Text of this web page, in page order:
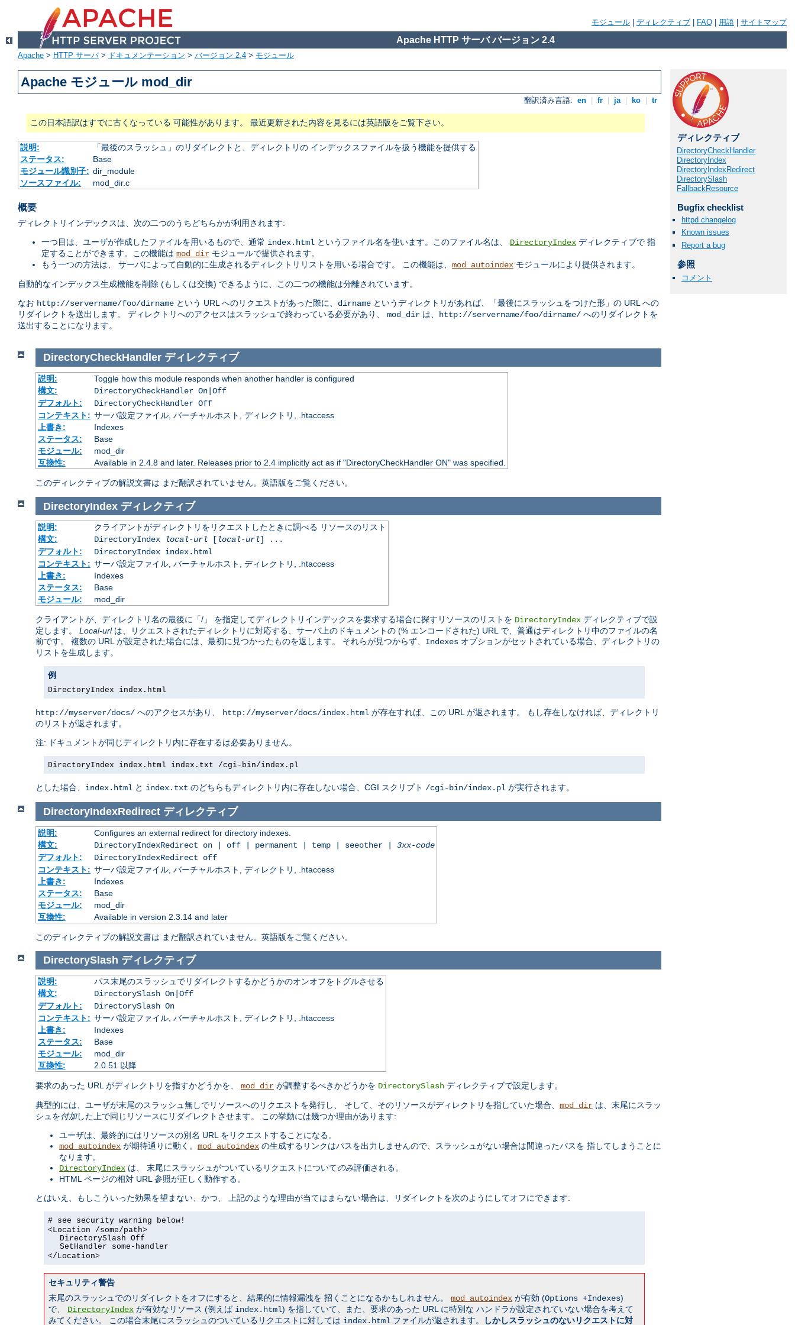
モジュール ディレクティブ FAQ 用語 サイトマップ
Apache HTTP サーバ バージョン 2.4
Apache > HTTP サーバ> ドキュメンテーション > バージョン 2.4 > モジュール
Apache モジュール mod_dir
翻訳済み言語: en fr ja ko tr
この日本語訳はすでに古くなっている 可能性があります。 最近更新された内容を見るには英語版をご覧下さい。
説明:
「最後のスラッシュ」のリダイレクトと、ディレクトリの インデックスファイルを扱う機能を提供する
ステータス:
Base
モジュール識別子: dir_module
ソースファイル:
mod_dir.c
概要
ディレクトリインデックスは、次の二つのうちどちらかが利用されます:
一つ目は、ユーザが作成したファイルを用いるもので、通常 index.html というファイル名を使います。このファイル名は、 DirectoryIndex ディレクティブで 指
定することができます。この機能は mod_dir モジュールで提供されます。
もう一つの方法は、 サーバによって自動的に生成されるディレクトリリストを用いる場合です。 この機能は、 mod_autoindex モジュールにより提供されます。
自動的なインデックス生成機能を削除 (もしくは交換) できるように、この二つの機能は分離されています。
なお http://servername/foo/dirname という URL へのリクエストがあった際に、 dirname というディレクトリがあれば、「最後にスラッシュをつけた形」の URL への
リダイレクトを送出します。 ディレクトリへのアクセスはスラッシュで終わっている必要があり、 mod_dir は、 http://servername/foo/dirname/ へのリダイレクトを
送出することになります。
ディレクティブ
DirectoryCheckHandler
DirectoryIndex
DirectoryIndexRedirect
DirectorySlash
FallbackResource
Bugfix checklist
httpd changelog
Known issues
Report a bug
参照
コメント
DirectoryCheckHandler ディレクティブ
説明:
Toggle how this module responds when another handler is configured
構文:
DirectoryCheckHandler On|Off
デフォルト:
DirectoryCheckHandler Off
コンテキスト: サーバ設定ファイル, バーチャルホスト, ディレクトリ, .htaccess
上書き:
Indexes
ステータス:
Base
モジュール:
mod_dir
互換性:
Available in 2.4.8 and later. Releases prior to 2.4 implicitly act as if "DirectoryCheckHandler ON" was specified.
このディレクティブの解説文書は まだ翻訳されていません。英語版をご覧ください。
DirectoryIndex ディレクティブ
説明:
クライアントがディレクトリをリクエストしたときに調べる リソースのリスト
構文:
DirectoryIndex local-url [ local-url] ...
デフォルト:
DirectoryIndex index.html
コンテキスト: サーバ設定ファイル, バーチャルホスト, ディレクトリ, .htaccess
上書き:
Indexes
ステータス:
Base
モジュール:
mod_dir
クライアントが、ディレクトリ名の最後に「/」 を指定してディレクトリインデックスを要求する場合に探すリソースのリストを DirectoryIndex ディレクティブで設
定します。 Local-urlは、リクエストされたディレクトリに対応する、サーバ上のドキュメントの (% エンコードされた) URL で、普通はディレクトリ中のファイルの名
前です。 複数の URL が設定された場合には、最初に見つかったものを返します。 それらが見つからず、 Indexes オプションがセットされている場合、ディレクトリの
リストを生成します。
例
DirectoryIndex index.html
http://myserver/docs/ へのアクセスがあり、 http://myserver/docs/index.html が存在すれば、この URL が返されます。 もし存在しなければ、ディレクトリ
のリストが返されます。
注: ドキュメントが同じディレクトリ内に存在するは必要ありません。
DirectoryIndex index.html index.txt /cgi-bin/index.pl
とした場合、 index.html と index.txt のどちらもディレクトリ内に存在しない場合、CGI スクリプト /cgi-bin/index.pl が実行されます。
DirectoryIndexRedirect ディレクティブ
説明:
Configures an external redirect for directory indexes.
構文:
DirectoryIndexRedirect on | off | permanent | temp | seeother | 3xx-code
デフォルト:
DirectoryIndexRedirect off
コンテキスト: サーバ設定ファイル, バーチャルホスト, ディレクトリ, .htaccess
上書き:
Indexes
ステータス:
Base
モジュール:
mod_dir
互換性:
Available in version 2.3.14 and later
このディレクティブの解説文書は まだ翻訳されていません。英語版をご覧ください。
DirectorySlash ディレクティブ
説明:
パス末尾のスラッシュでリダイレクトするかどうかのオンオフをトグルさせる
構文:
DirectorySlash On|Off
デフォルト:
DirectorySlash On
コンテキスト: サーバ設定ファイル, バーチャルホスト, ディレクトリ, .htaccess
上書き:
Indexes
ステータス:
Base
モジュール:
mod_dir
互換性:
2.0.51 以降
要求のあった URL がディレクトリを指すかどうかを、 mod_dir が調整するべきかどうかを DirectorySlash ディレクティブで設定します。
典型的には、ユーザが末尾のスラッシュ無しでリソースへのリクエストを発行し、 そして、そのリソースがディレクトリを指していた場合、 mod_dir は、末尾にスラッ
シュを付加した上で同じリソースにリダイレクトさせます。 この挙動には幾つか理由があります:
ユーザは、最終的にはリソースの別名 URL をリクエストすることになる。
mod_autoindex が期待通りに動く。 mod_autoindex の生成するリンクはパスを出力しませんので、スラッシュがない場合は間違ったパスを 指してしまうことに
なります。
DirectoryIndex は、 末尾にスラッシュがついているリクエストについてのみ評価される。
HTML ページの相対 URL 参照が正しく動作する。
とはいえ、もしこういった効果を望まない、かつ、 上記のような理由が当てはまらない場合は、リダイレクトを次のようにしてオフにできます:
# see security warning below!
<Location /some/path>
DirectorySlash Off
SetHandler some-handler
</Location>
セキュリティ警告
末尾のスラッシュでのリダイレクトをオフにすると、結果的に情報漏洩を 招くことになるかもしれません。 mod_autoindex が有効 (Options +Indexes)
で、 DirectoryIndex が有効なリソース (例えば index.html) を指していて、また、要求のあった URL に特別な ハンドラが設定されていない場合を考えて
みてください。 この場合末尾にスラッシュのついているリクエストに対しては index.html ファイルが返されます。 しかしスラッシュのないリクエストに対